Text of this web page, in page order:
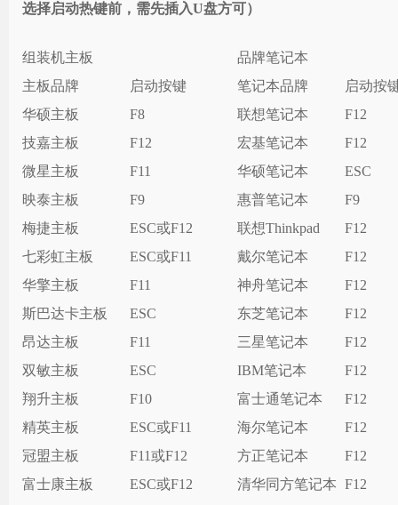
选择启动热键前，需先插入U盘方可）
组装机主板
品牌笔记本
主板品牌
启动按键 笔记本品牌
启动按
华硕主板
F8 联想笔记本
F12
技嘉主板
F12 宏基笔记本
F12
微星主板
F11 华硕笔记本
ESC
映泰主板
F9 惠普笔记本
F9
梅捷主板
ESC或F12 联想Thinkpad
F12
七彩虹主板
ESC或F11 戴尔笔记本
F12
华擎主板
F11 神舟笔记本
F12
斯巴达卡主板
ESC 东芝笔记本
F12
昂达主板
F11 三星笔记本
F12
双敏主板
ESC IBM笔记本
F12
翔升主板
F10 富士通笔记本
F12
精英主板
ESC或F11 海尔笔记本
F12
冠盟主板
F11或F12 方正笔记本
F12
富士康主板
ESC或F12 清华同方笔记本 F12